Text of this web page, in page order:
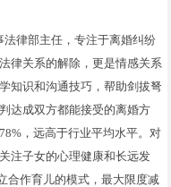
律部主任，专注于离婚纠纷
律关系的解除，更是情感关系
知识和沟通技巧，帮助剑拔弩
达成双方都能接受的离婚方
，远高于行业平均水平。对
注子女的心理健康和长远发
合作育儿的模式，最大限度减